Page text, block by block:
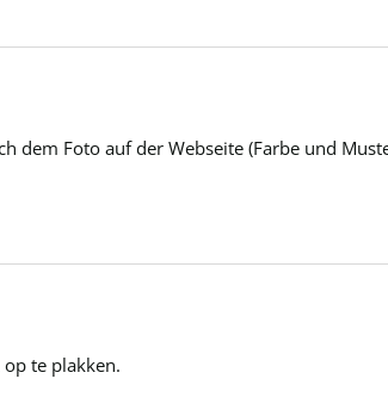
dem Foto auf der Webseite (Farbe und
te plakken.